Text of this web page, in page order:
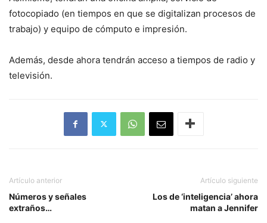
fotocopiado (en tiempos en que se digitalizan procesos de
trabajo) y equipo de cómputo e impresión.
Además, desde ahora tendrán acceso a tiempos de radio y
televisión.
Artículo anterior
Números y señales
extraños…
Artículo siguiente
Los de ‘inteligencia’ ahora
matan a Jennifer